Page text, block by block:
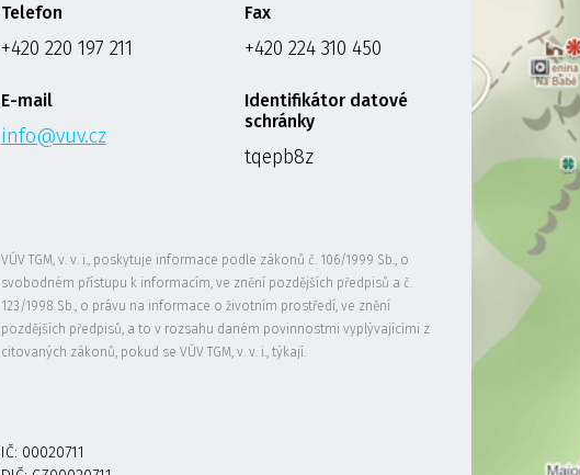
Telefon
+420 220 197 211
E-mail
info@vuv.cz
Fax
+420 224 310 450
Identifikátor datové
schránky
tqepb8z
VÚV TGM, v. v. i., poskytuje informace podle zákonů č. 106/1999 Sb., o
svobodném přístupu k informacím, ve znění pozdějších předpisů a č.
123/1998 Sb., o právu na informace o životním prostředí, ve znění
pozdějších předpisů, a to v rozsahu daném povinnostmi vyplývajícími z
citovaných zákonů, pokud se VÚV TGM, v. v. i., týkají.
IČ: 00020711